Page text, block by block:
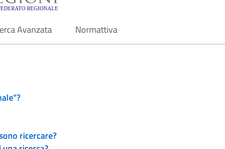
- Motore di ricerca
Avanzata Normattiva
ricercare?